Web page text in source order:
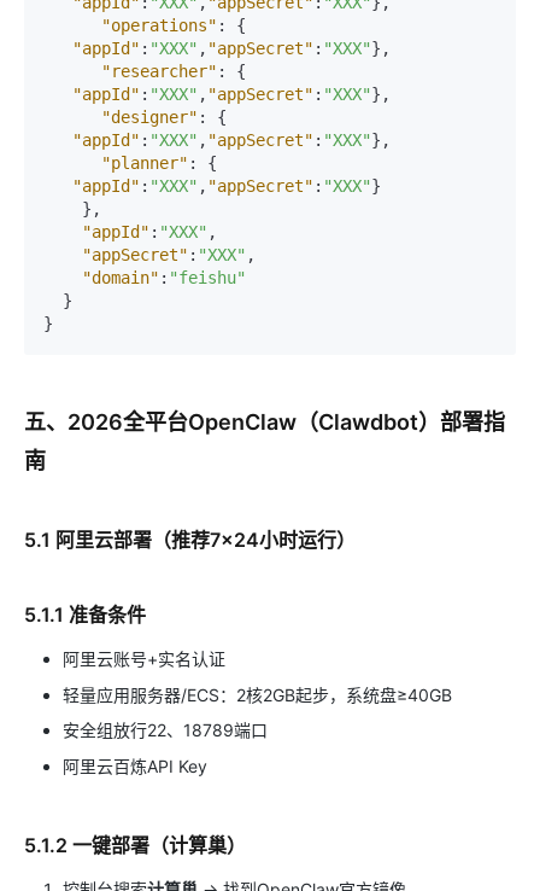
"operations" :
{
"appId" : "XXX" , "appSecret" : "XXX"} ,
"researcher" :
{
"appId" : "XXX" , "appSecret" : "XXX"} ,
"designer" :
{
"appId" : "XXX" , "appSecret" : "XXX"} ,
"planner" :
{
"appId" : "XXX" , "appSecret" : "XXX"}
} ,
"appId" : "XXX" ,
"appSecret" : "XXX" ,
"domain" : "feishu"
}
}
五、2026全平台OpenClaw（Clawdbot）部署指
南
5.1 阿里云部署（推荐7×24小时运行）
5.1.1 准备条件
阿里云账号+实名认证
轻量应用服务器/ECS：2核2GB起步，系统盘≥40GB
安全组放行22、18789端口
阿里云百炼API Key
5.1.2 一键部署（计算巢）